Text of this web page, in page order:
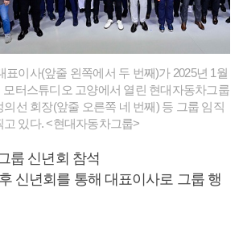
표이사(앞줄 왼쪽에서 두 번째)가 2025년 1월
모터스튜디오 고양에서 열린 현대자동차그룹
의선 회장(앞줄 오른쪽 네 번째) 등 그룹 임직
있다. <현대자동차그룹>
룹 신년회 참석
신년회를 통해 대표이사로 그룹 행